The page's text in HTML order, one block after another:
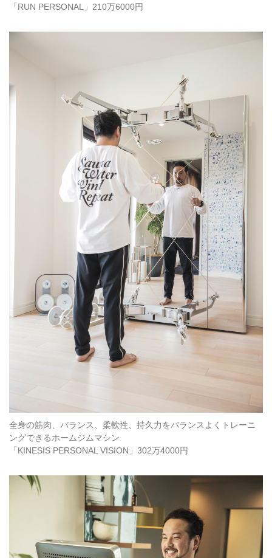
「RUN PERSONAL」210万6000円
全身の筋肉、バランス、柔軟性、持久力をバランスよくトレーニ
ングできるホームジムマシン
「KINESIS PERSONAL VISION」302万4000円